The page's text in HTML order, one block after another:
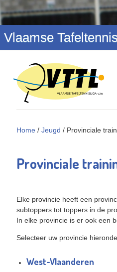
Vlaamse
Home / Jeugd / Provinciale
Provinciale
Elke provincie heeft een
subtoppers tot toppers in de
In elke provincie is er ook een
Selecteer uw provincie
West-Vlaanderen